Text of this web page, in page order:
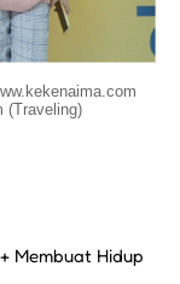
(Traveling)
Membuat Hidup